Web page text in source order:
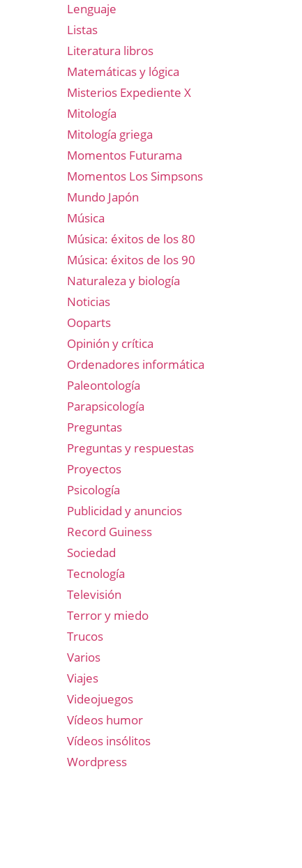
Lenguaje
Listas
Literatura libros
Matemáticas y lógica
Misterios Expediente X
Mitología
Mitología griega
Momentos Futurama
Momentos Los Simpsons
Mundo Japón
Música
Música: éxitos de los 80
Música: éxitos de los 90
Naturaleza y biología
Noticias
Ooparts
Opinión y crítica
Ordenadores informática
Paleontología
Parapsicología
Preguntas
Preguntas y respuestas
Proyectos
Psicología
Publicidad y anuncios
Record Guiness
Sociedad
Tecnología
Televisión
Terror y miedo
Trucos
Varios
Viajes
Videojuegos
Vídeos humor
Vídeos insólitos
Wordpress